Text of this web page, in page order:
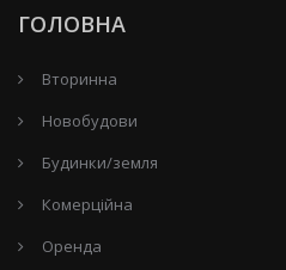
ГОЛОВНА
Вторинна
Новобудови
Будинки/земля
Комерційна
Оренда